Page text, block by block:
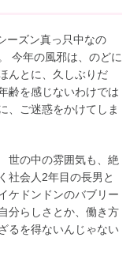
ーズン真っ只中なの
今年の風邪は、のどに
んとに、久しぶりだ
齢を感じないわけでは
、ご迷惑をかけてしま
世の中の雰囲気も、絶
社会人2年目の長男と
ケドンドンのバブリー
分らしさとか、働き方
るを得ないんじゃない